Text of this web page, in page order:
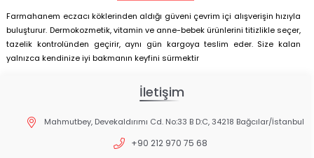
Farmahanem eczacı köklerinden aldığı güveni çevrim içi alışverişin hızıyla
buluşturur. Dermokozmetik, vitamin ve anne-bebek ürünlerini titizlikle seçer,
tazelik kontrolünden geçirir, aynı gün kargoya teslim eder. Size kalan
yalnızca kendinize iyi bakmanın keyfini sürmektir
İletişim
Mahmutbey, Devekaldırımı Cd. No:33 B D:C, 34218 Bağcılar/İstanbul
+90 212 970 75 68